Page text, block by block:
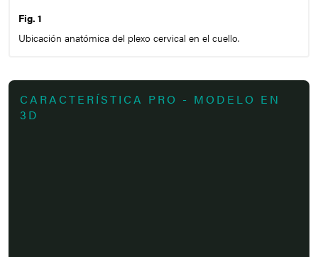
Fig. 1
Ubicación anatómica del plexo cervical en el cuello.
CARACTERÍSTICA PRO - MODELO EN
3D